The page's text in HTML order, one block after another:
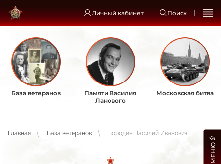
Личный кабинет Поиск
База ветеранов
Памяти Василия
Ланового
Московская битва
Главная База ветеранов Бородин Василий Иванович
МЕНЮ